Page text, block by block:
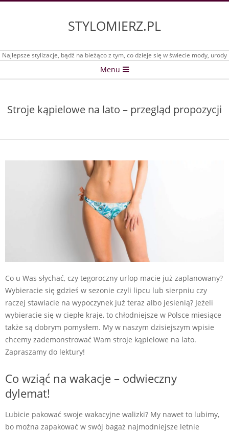
STYLOMIERZ.PL
Najlepsze stylizacje, bądź na bieżąco z tym, co dzieje się w świecie mody, urody
Menu
Stroje kąpielowe na lato – przegląd propozycji
Co u Was słychać, czy tegoroczny urlop macie już zaplanowany?
Wybieracie się gdzieś w sezonie czyli lipcu lub sierpniu czy
raczej stawiacie na wypoczynek już teraz albo jesienią? Jeżeli
wybieracie się w ciepłe kraje, to chłodniejsze w Polsce miesiące
także są dobrym pomysłem. My w naszym dzisiejszym wpisie
chcemy zademonstrować Wam stroje kąpielowe na lato.
Zapraszamy do lektury!
Co wziąć na wakacje – odwieczny
dylemat!
Lubicie pakować swoje wakacyjne walizki? My nawet to lubimy,
bo można zapakować w swój bagaż najmodniejsze letnie